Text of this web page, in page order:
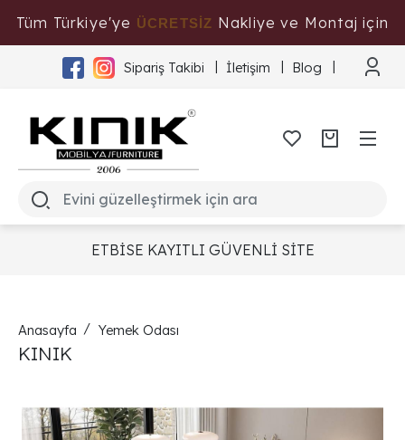
Tüm Türkiye'ye ÜCRETSİZ Nakliye ve Montaj için
Tıklayınız
Sipariş Takibi İletişim Blog
ETBİSE KAYITLI GÜVENLİ SİTE
Anasayfa Yemek Odası
KINIK